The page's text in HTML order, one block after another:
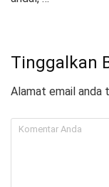
Tinggalkan
Alamat email anda